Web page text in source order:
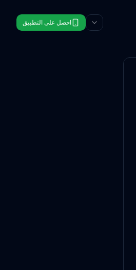
احصل على التطبيق